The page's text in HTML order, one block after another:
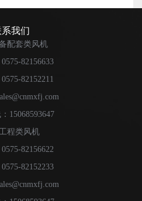
们应该考虑自己的需求，从多
足更多需求。
工的工作积极性和工作效率。
机功率只有1.1KW，也就是
电力，这比空调更具成本效
行冷却，则不可避免地要安装
。当时的电费非常惊人，但冷
扇的覆盖面积达到100平方米，
员管理办法，按时进行维护保
制冷设备在整个使用过程中的
，保证空调离心风机的实际使
风机，使设备同时工作，从而
。如果生产过程中伴有颗粒
设备，这样可以起到更好的排
多。例如，更受欢迎的电子商
冷风机制造商联系。通过该渠
以享受更优惠的价格。经销商
多折扣。当然，当他们需要离
功能越来越多。除了常规的
好的冷却效果。尤其是在炎热
出现温度上升。为了保证良好
买相应功率的蒸发冷风机设
我们
配套类风机
82156633
82152211
15068593647
程类风机
82156622
82152233